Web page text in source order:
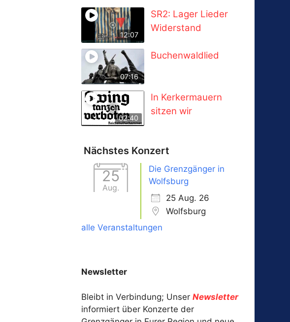
12:07
SR2: Lager Lieder
Widerstand
07:16
Buchenwaldlied
02:40
In Kerkermauern
sitzen wir
Nächstes Konzert
25
Aug.
Die Grenzgänger in
Wolfsburg
25 Aug. 26
Wolfsburg
alle Veranstaltungen
Newsletter
Bleibt in Verbindung; Unser Newsletter
informiert über Konzerte der